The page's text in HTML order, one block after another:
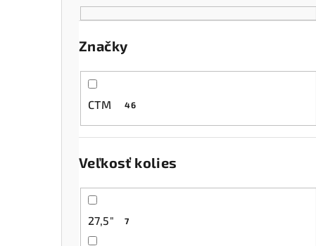
Značky
CTM 46
Veľkosť kolies
27,5" 7